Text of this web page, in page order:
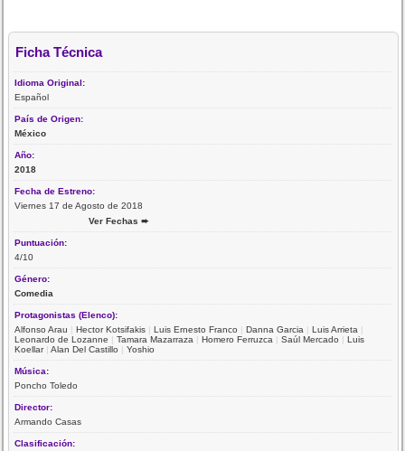
Ficha Técnica
Idioma Original:
Español
País de Origen:
México
Año:
2018
Fecha de Estreno:
Viernes 17 de Agosto de 2018
Ver Fechas ➨
Puntuación:
4/10
Género:
Comedia
Protagonistas (Elenco):
Alfonso Arau |Hector Kotsifakis |Luis Ernesto Franco |Danna Garcia |Luis Arrieta |
Leonardo de Lozanne |Tamara Mazarraza |Homero Ferruzca |Saúl Mercado |Luis
Koellar|Alan Del Castillo |Yoshio
Música:
Poncho Toledo
Director:
Armando Casas
Clasificación: